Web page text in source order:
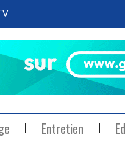
Entretien